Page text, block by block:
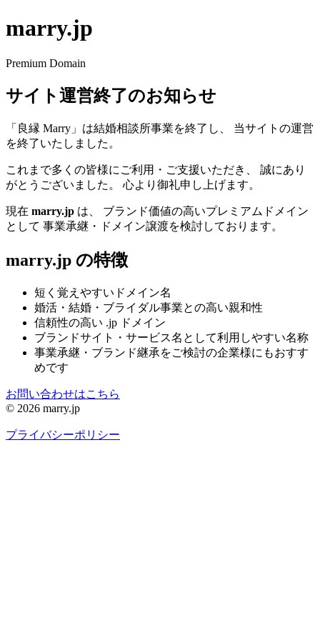
marry.jp
Premium Domain
サイト運営終了のお知らせ
「良縁 Marry」は結婚相談所事業を終了し、 当サイトの運営
を終了いたしました。
これまで多くの皆様にご利用・ご支援いただき、 誠にあり
がとうございました。 心より御礼申し上げます。
現在 marry.jp は、 ブランド価値の高いプレミアムドメイン
として 事業承継・ドメイン譲渡を検討しております。
marry.jp の特徴
短く覚えやすいドメイン名
婚活・結婚・ブライダル事業との高い親和性
信頼性の高い .jp ドメイン
ブランドサイト・サービス名として利用しやすい名称
事業承継・ブランド継承をご検討の企業様にもおすす
めです
お問い合わせはこちら
© 2026 marry.jp
プライバシーポリシー